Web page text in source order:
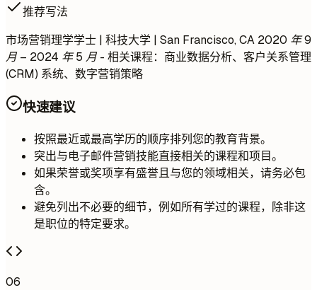
推荐写法
市场营销理学学士 | 科技大学 | San Francisco, CA 2020 年 9
月 – 2024 年 5 月- 相关课程：商业数据分析、客户关系管理
(CRM) 系统、数字营销策略
快速建议
按照最近或最高学历的顺序排列您的教育背景。
突出与电子邮件营销技能直接相关的课程和项目。
如果荣誉或奖项享有盛誉且与您的领域相关，请务必包
含。
避免列出不必要的细节，例如所有学过的课程，除非这
是职位的特定要求。
06